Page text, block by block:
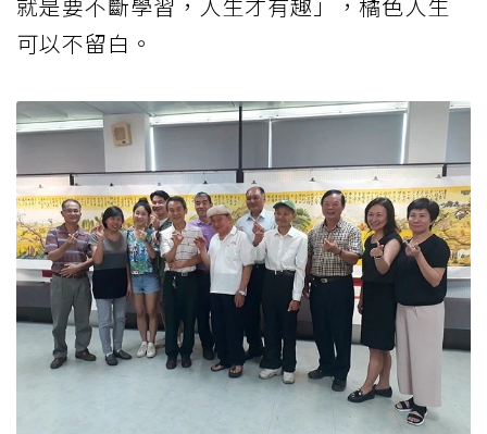
就是要不斷學習，人生才有趣」，橘色人生
可以不留白。